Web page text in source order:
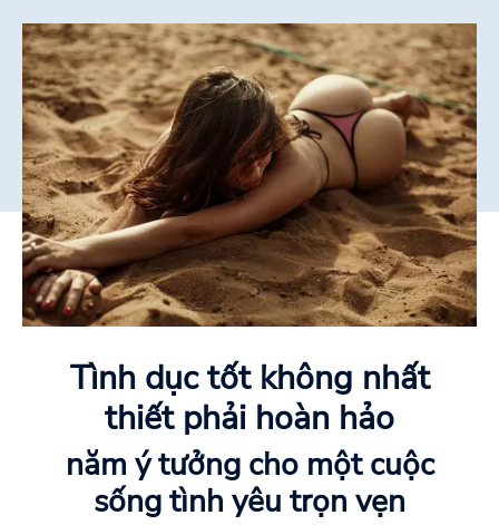
Tình dục tốt không nhất
thiết phải hoàn hảo
năm ý tưởng cho một cuộc
sống tình yêu trọn vẹn